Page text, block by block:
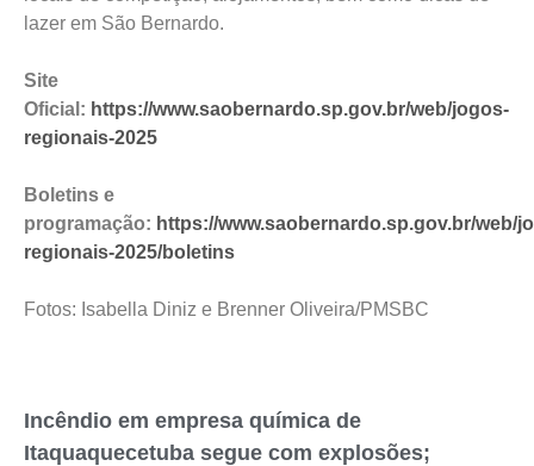
lazer em São Bernardo.
Site
Oficial: https://www.saobernardo.sp.gov.br/web/jogos-
regionais-2025
Boletins e
programação: https://www.saobernardo.sp.gov.br/web/
regionais-2025/boletins
Fotos: Isabella Diniz e Brenner Oliveira/PMSBC
Incêndio em empresa química de
Itaquaquecetuba segue com explosões;